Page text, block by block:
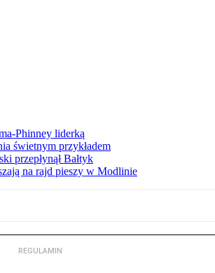
Phinney liderką
świetnym przykładem
przepłynął Bałtyk
na rajd pieszy w Modlinie
REGULAMIN